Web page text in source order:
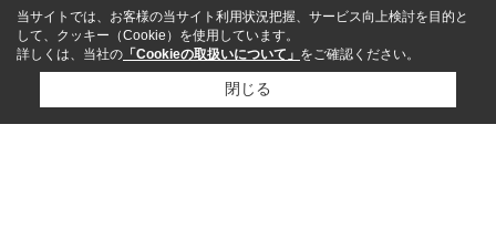
当サイトでは、お客様の当サイト利用状況把握、サービス向上検討を目的と
して、クッキー（Cookie）を使用しています。
詳しくは、当社の 「Cookieの取扱いについて」 をご確認ください。
閉じる